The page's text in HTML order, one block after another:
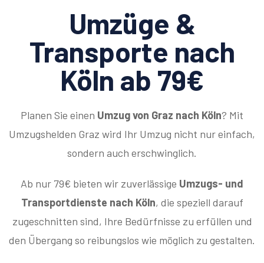
Umzüge &
Transporte nach
Köln ab 79€
Planen Sie einen Umzug von Graz nach Köln? Mit
Umzugshelden Graz wird Ihr Umzug nicht nur einfach,
sondern auch erschwinglich.
Ab nur 79€ bieten wir zuverlässige Umzugs- und
Transportdienste nach Köln, die speziell darauf
zugeschnitten sind, Ihre Bedürfnisse zu erfüllen und
den Übergang so reibungslos wie möglich zu gestalten.